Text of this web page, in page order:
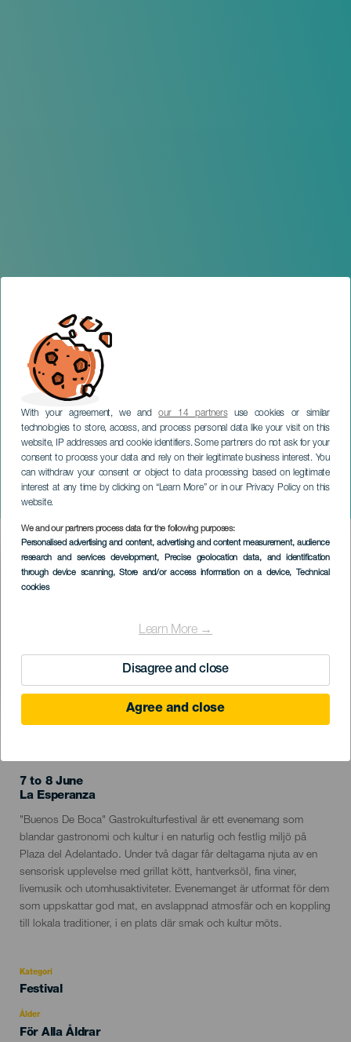
With your agreement, we andour 14 partnersuse cookies or similar
technologies to store, access, and process personal data like your visit on this
website, IP addresses and cookie identifiers. Some partners do not ask for your
consent to process your data and rely on their legitimate business interest. You
can withdraw your consent or object to data processing based on legitimate
interest at any time by clicking on “Learn More” or in our Privacy Policy on this
website.
We and our partners process data for the following purposes:
Personalised advertising and content, advertising and content measurement, audience
research and services development, Precise geolocation data, and identification
through device scanning, Store and/or access information on a device, Technical
cookies
Learn More →
Disagree and close
Agree and close
Buenos De Boca Gastro-
kulturfestival
TENERIFE
Imagen
Listado
7 to 8 June
Localidad
La Esperanza
Descripción
del
evento
"Buenos De Boca" Gastrokulturfestival är ett evenemang som
blandar gastronomi och kultur i en naturlig och festlig miljö på
Plaza del Adelantado. Under två dagar får deltagarna njuta av en
sensorisk upplevelse med grillat kött, hantverksöl, fina viner,
livemusik och utomhusaktiviteter. Evenemanget är utformat för dem
som uppskattar god mat, en avslappnad atmosfär och en koppling
till lokala traditioner, i en plats där smak och kultur möts.
Kategori
Categoría
evento
Festival
Ålder
Edad
För Alla Åldrar